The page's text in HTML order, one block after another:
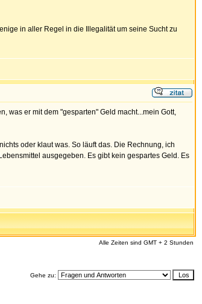
in aller Regel in die Illegalität um seine Sucht zu
was er mit dem "gesparten" Geld macht...mein Gott,
oder klaut was. So läuft das. Die Rechnung, ich
ausgegeben. Es gibt kein gespartes Geld. Es
Alle Zeiten sind GMT + 2 Stunden
Gehe zu: